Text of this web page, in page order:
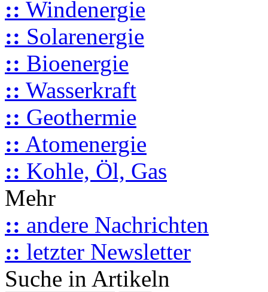
:: Windenergie
:: Solarenergie
:: Bioenergie
:: Wasserkraft
:: Geothermie
:: Atomenergie
:: Kohle, Öl, Gas
Mehr
:: andere Nachrichten
:: letzter Newsletter
Suche in Artikeln